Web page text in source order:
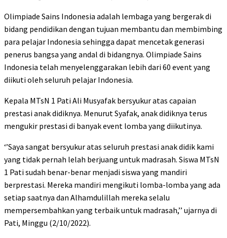
Olimpiade Sains Indonesia adalah lembaga yang bergerak di
bidang pendidikan dengan tujuan membantu dan membimbing
para pelajar Indonesia sehingga dapat mencetak generasi
penerus bangsa yang andal di bidangnya. Olimpiade Sains
Indonesia telah menyelenggarakan lebih dari 60 event yang
diikuti oleh seluruh pelajar Indonesia.
Kepala MTsN 1 Pati Ali Musyafak bersyukur atas capaian
prestasi anak didiknya. Menurut Syafak, anak didiknya terus
mengukir prestasi di banyak event lomba yang diikutinya.
‘’Saya sangat bersyukur atas seluruh prestasi anak didik kami
yang tidak pernah lelah berjuang untuk madrasah. Siswa MTsN
1 Pati sudah benar-benar menjadi siswa yang mandiri
berprestasi. Mereka mandiri mengikuti lomba-lomba yang ada
setiap saatnya dan Alhamdulillah mereka selalu
mempersembahkan yang terbaik untuk madrasah,’’ ujarnya di
Pati, Minggu (2/10/2022).